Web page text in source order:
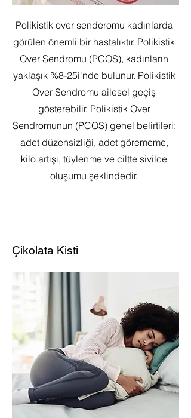
Polikistik over senderomu kadınlarda
görülen önemli bir hastalıktır. Polikistik
Over Sendromu (PCOS), kadınların
yaklaşık %8-25i'nde bulunur. Polikistik
Over Sendromu ailesel geçiş
gösterebilir. Polikistik Over
Sendromunun (PCOS) genel belirtileri;
adet düzensizliği, adet görememe,
kilo artışı, tüylenme ve ciltte sivilce
oluşumu şeklindedir.
Çikolata Kisti